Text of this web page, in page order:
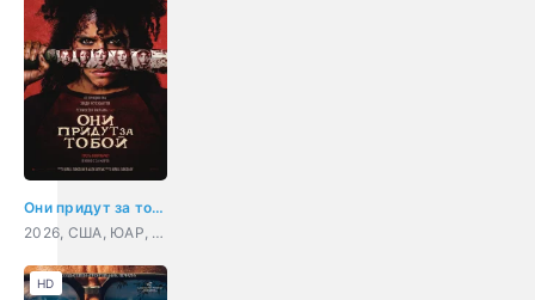
Они придут за тобой
2026, США, ЮАР, Канада, комедия, ужасы, боевик
HD